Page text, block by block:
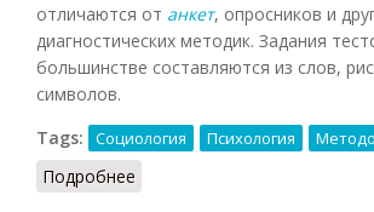
отличаются от анкет, опросников и
диагностических методик. Задания
большинстве составляются из слов,
символов.
Tags:
Социология Психология
Подробнее